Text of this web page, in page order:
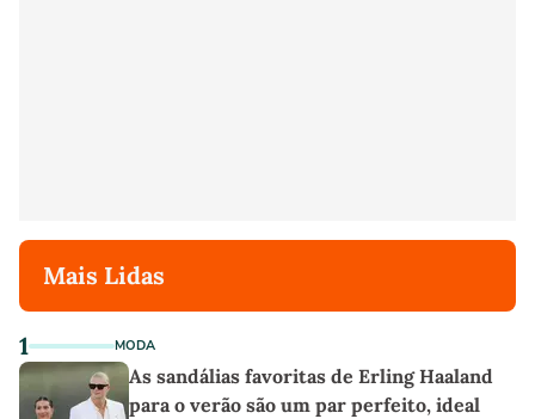
Mais Lidas
1 MODA
As sandálias favoritas de Erling Haaland
para o verão são um par perfeito, ideal